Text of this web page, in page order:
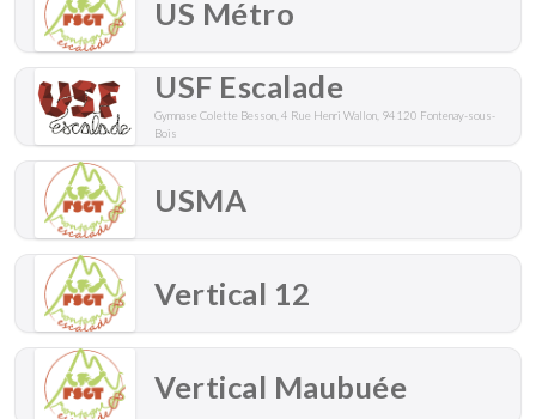
US Métro
USF Escalade
Gymnase Colette Besson, 4 Rue Henri Wallon, 94120 Fontenay-sous-
Bois
USMA
Vertical 12
Vertical Maubuée